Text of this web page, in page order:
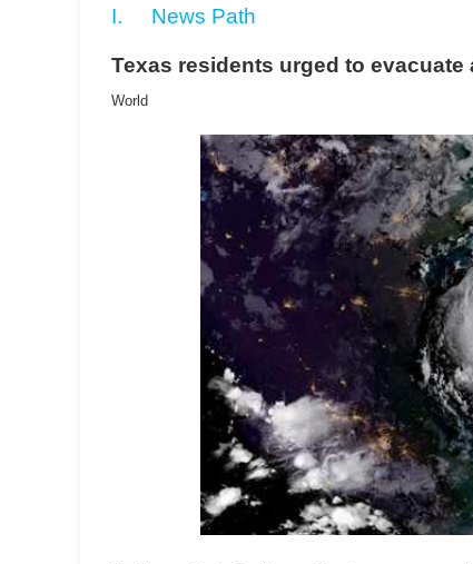
I. News Path
Texas residents urged to evacuate
World